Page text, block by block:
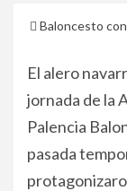
Baloncesto
El alero
jornada de la
Palencia
pasada